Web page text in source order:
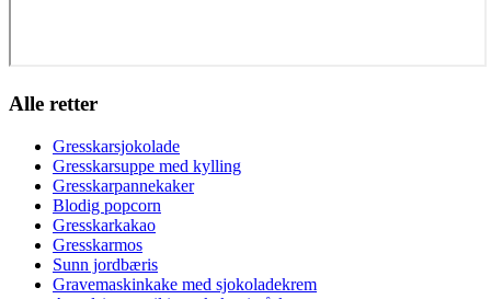
Alle retter
Gresskarsjokolade
Gresskarsuppe med kylling
Gresskarpannekaker
Blodig popcorn
Gresskarkakao
Gresskarmos
Sunn jordbæris
Gravemaskinkake med sjokoladekrem